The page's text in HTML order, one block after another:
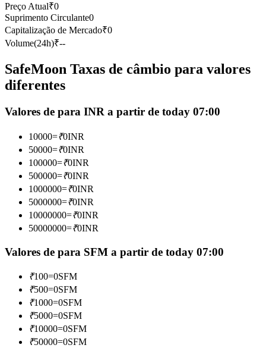
Copiar Trading
Junte-se aos principais traders
Torne-se um Trader de Cópias
Desfrute da partilha de lucros e comissões de copy trading
Informação
Análise de big data, incluindo informações comerciais, etc.
Preço Atual₹0
Suprimento Circulante0
Capitalização de Mercado₹0
Volume(24h)₹--
SafeMoon Taxas de câmbio para valores
diferentes
Valores de para INR a partir de today 07:00
10000=₹0INR
50000=₹0INR
100000=₹0INR
500000=₹0INR
1000000=₹0INR
5000000=₹0INR
10000000=₹0INR
50000000=₹0INR
Valores de para SFM a partir de today 07:00
₹100=0SFM
₹500=0SFM
₹1000=0SFM
₹5000=0SFM
₹10000=0SFM
₹50000=0SFM